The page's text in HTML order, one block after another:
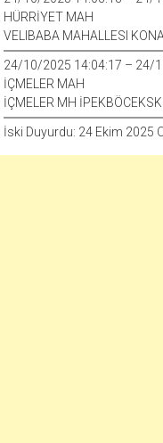
HÜRRİYET MAH
VELIBABA MAHALLESI
24/10/2025 14:04:17 – 24/
İÇMELER MAH
İÇMELER MH İPEKBÖCEKSK
İski Duyurdu: 24 Ekim 2025